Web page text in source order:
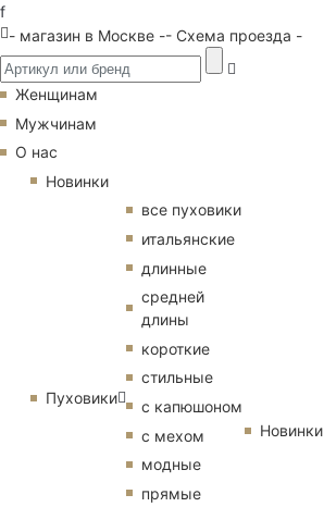
f
- магазин в Москве -- Схема проезда -
Женщинам
Мужчинам
О нас
Новинки
Пуховики
все пуховики
итальянские
длинные
средней
длины
короткие
стильные
с капюшоном
с мехом
модные
прямые
Новинки